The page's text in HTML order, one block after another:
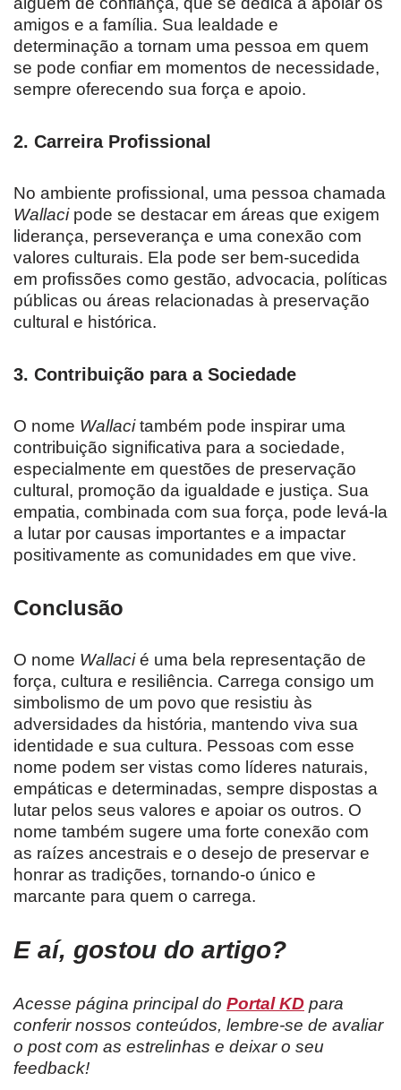
amigos e a família. Sua lealdade e
determinação a tornam uma pessoa em quem
se pode confiar em momentos de necessidade,
sempre oferecendo sua força e apoio.
2. Carreira Profissional
No ambiente profissional, uma pessoa chamada
Wallacipode se destacar em áreas que exigem
liderança, perseverança e uma conexão com
valores culturais. Ela pode ser bem-sucedida
em profissões como gestão, advocacia, políticas
públicas ou áreas relacionadas à preservação
cultural e histórica.
3. Contribuição para a Sociedade
O nome Wallacitambém pode inspirar uma
contribuição significativa para a sociedade,
especialmente em questões de preservação
cultural, promoção da igualdade e justiça. Sua
empatia, combinada com sua força, pode levá-la
a lutar por causas importantes e a impactar
positivamente as comunidades em que vive.
Conclusão
O nome Wallacié uma bela representação de
força, cultura e resiliência. Carrega consigo um
simbolismo de um povo que resistiu às
adversidades da história, mantendo viva sua
identidade e sua cultura. Pessoas com esse
nome podem ser vistas como líderes naturais,
empáticas e determinadas, sempre dispostas a
lutar pelos seus valores e apoiar os outros. O
nome também sugere uma forte conexão com
as raízes ancestrais e o desejo de preservar e
honrar as tradições, tornando-o único e
marcante para quem o carrega.
E aí, gostou do artigo?
Acesse página principal do Portal KD para
conferir nossos conteúdos, lembre-se de avaliar
o post com as estrelinhas e deixar o seu
feedback!